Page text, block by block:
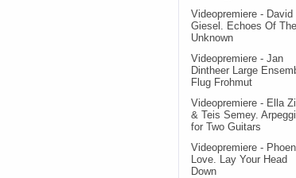
Videopremiere - David
Giesel. Echoes Of The
Unknown
Videopremiere - Jan
Dintheer Large
Flug Frohmut
Videopremiere - Ella
& Teis Semey.
for Two Guitars
Videopremiere -
Love. Lay Your Head
Down